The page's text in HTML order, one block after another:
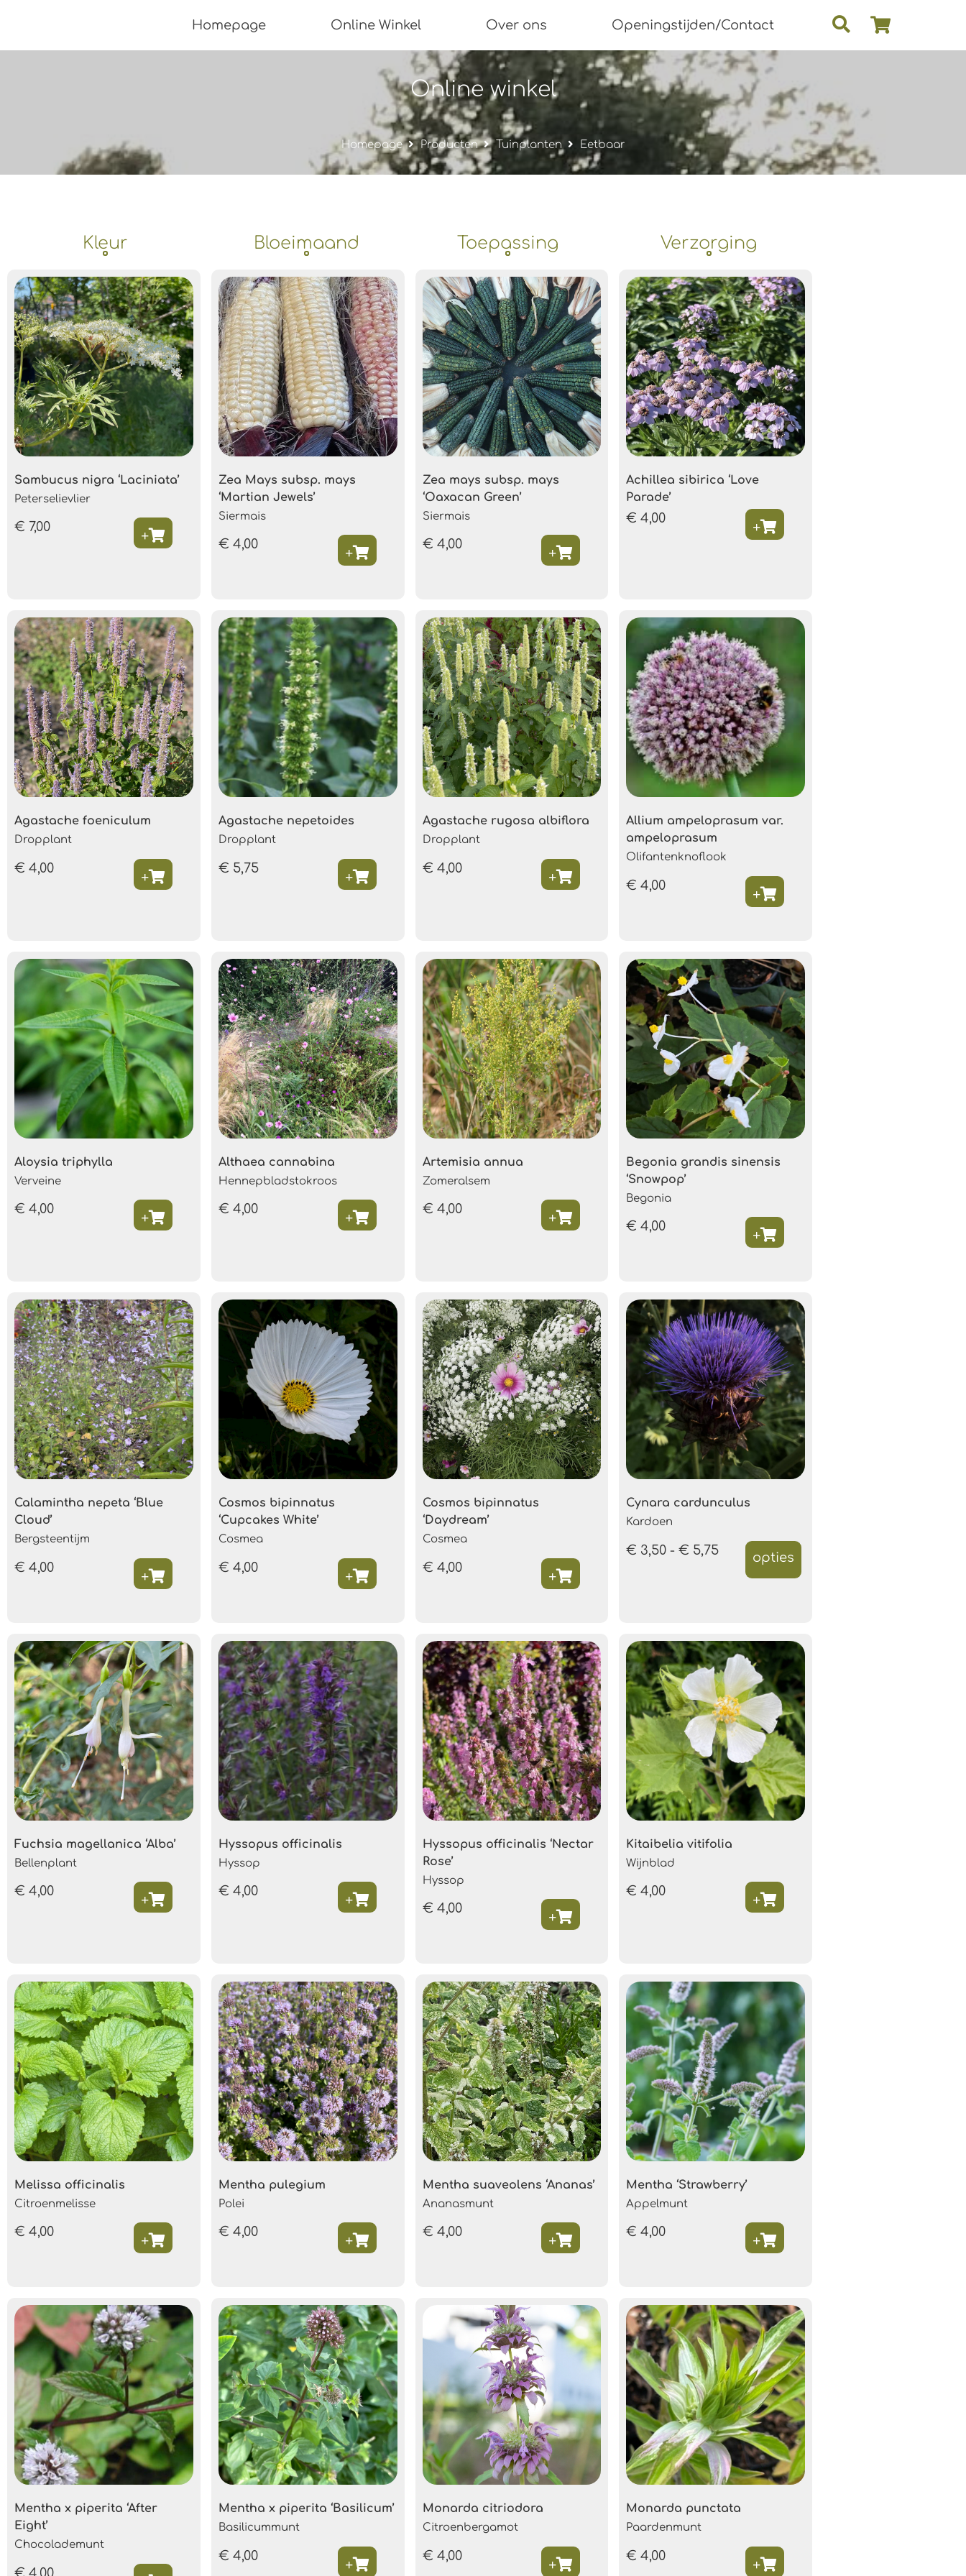
Homepage Online Winkel Over ons Openingstijden/Contact
Online winkel
Homepage Producten Tuinplanten Eetbaar
Kleur Bloeimaand Toepassing Verzorging
Sambucus nigra ‘Laciniata’
Peterselievlier
€ 7,00
Zea Mays subsp. mays
‘Martian Jewels’
Siermais
€ 4,00
Zea mays subsp. mays
‘Oaxacan Green’
Siermais
€ 4,00
Achillea sibirica ‘Love
Parade’
€ 4,00
Agastache foeniculum
Dropplant
€ 4,00
Agastache nepetoides
Dropplant
€ 5,75
Agastache rugosa albiflora
Dropplant
€ 4,00
Allium ampeloprasum var.
ampeloprasum
Olifantenknoflook
€ 4,00
Aloysia triphylla
Verveine
€ 4,00
Althaea cannabina
Hennepbladstokroos
€ 4,00
Artemisia annua
Zomeralsem
€ 4,00
Begonia grandis sinensis
‘Snowpop’
Begonia
€ 4,00
Calamintha nepeta ‘Blue
Cloud’
Bergsteentijm
€ 4,00
Cosmos bipinnatus
‘Cupcakes White’
Cosmea
€ 4,00
Cosmos bipinnatus
‘Daydream’
Cosmea
€ 4,00
Cynara cardunculus
Kardoen
€ 3,50 - € 5,75
Fuchsia magellanica ‘Alba’
Bellenplant
€ 4,00
Hyssopus officinalis
Hyssop
€ 4,00
Hyssopus officinalis ‘Nectar
Rose’
Hyssop
€ 4,00
Kitaibelia vitifolia
Wijnblad
€ 4,00
Melissa officinalis
Citroenmelisse
€ 4,00
Mentha pulegium
Polei
€ 4,00
Mentha suaveolens ‘Ananas’
Ananasmunt
€ 4,00
Mentha ‘Strawberry’
Appelmunt
€ 4,00
Mentha x piperita ‘After
Eight’
Chocolademunt
€ 4,00
Mentha x piperita ‘Basilicum’
Basilicummunt
€ 4,00
Monarda citriodora
Citroenbergamot
€ 4,00
Monarda punctata
Paardenmunt
€ 4,00